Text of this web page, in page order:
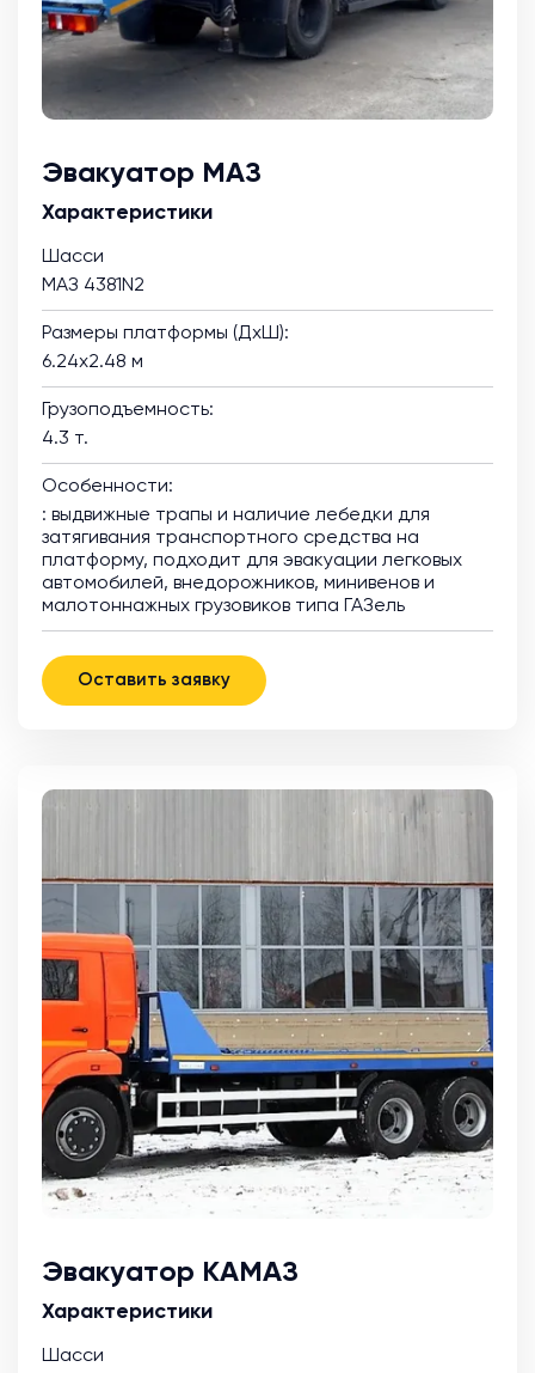
Эвакуатор МАЗ
Характеристики
Шасси
МАЗ 4381N2
Размеры платформы (ДхШ):
6.24х2.48 м
Грузоподъемность:
4.3 т.
Особенности:
: выдвижные трапы и наличие лебедки для
затягивания транспортного средства на
платформу, подходит для эвакуации легковых
автомобилей, внедорожников, минивенов и
малотоннажных грузовиков типа ГАЗель
Оставить заявку
Эвакуатор КАМАЗ
Характеристики
Шасси